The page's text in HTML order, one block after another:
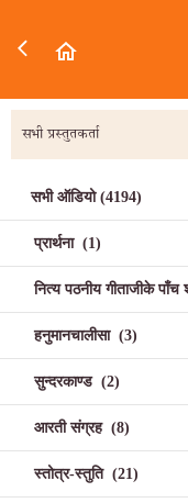
सभी प्रस्तुतकर्ता
सभी ऑडियो (4194)
प्रार्थना (1)
नित्य पठनीय गीताजीके पाँच
हनुमानचालीसा (3)
सुन्दरकाण्ड (2)
आरती संग्रह (8)
स्तोत्र-स्तुति (21)